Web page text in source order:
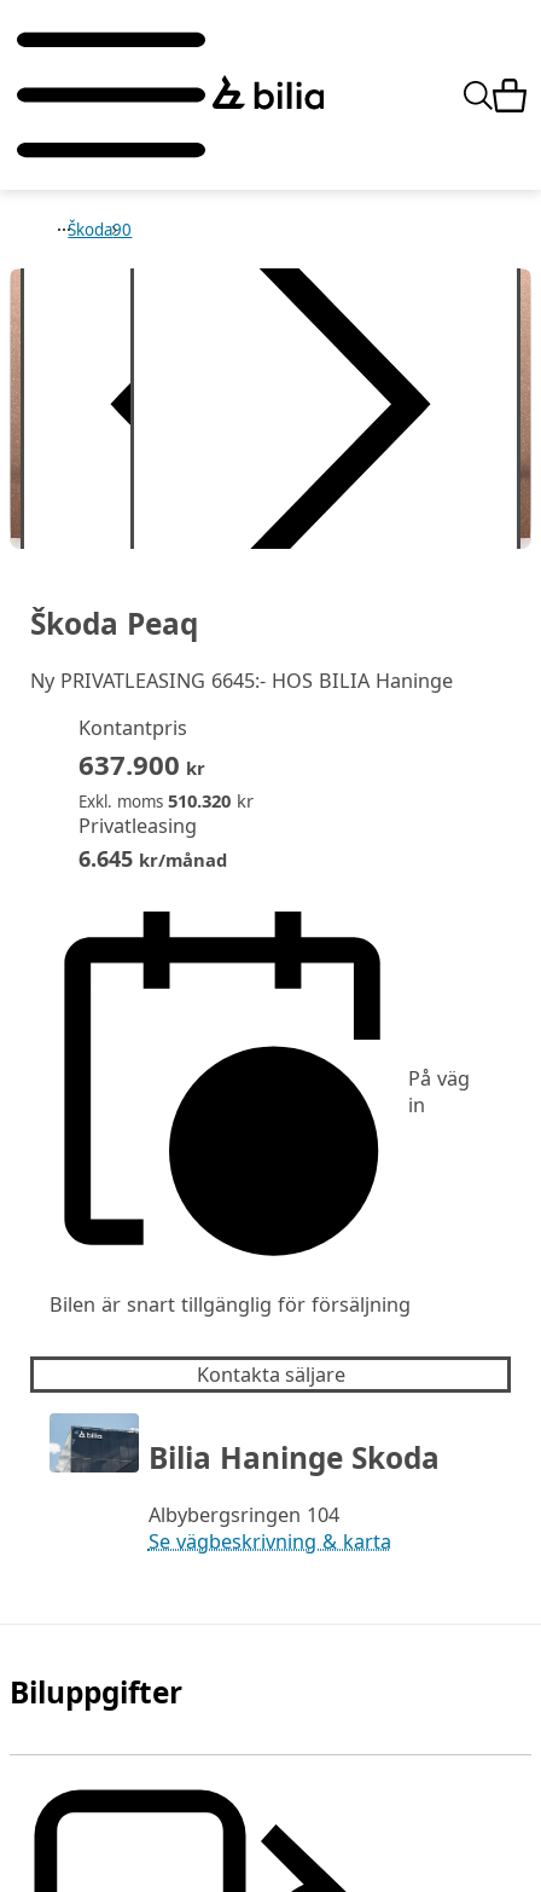
Škoda90
Škoda Peaq
NyPRIVATLEASING 6645:- HOS BILIA Haninge
Kontantpris
637.900 kr
Exkl. moms 510.320kr
Privatleasing
6.645kr/månad
På väg
in
Bilen är snart tillgänglig för försäljning
Kontakta säljare
Bilia Haninge Skoda
Albybergsringen 104
Se vägbeskrivning & karta
Biluppgifter